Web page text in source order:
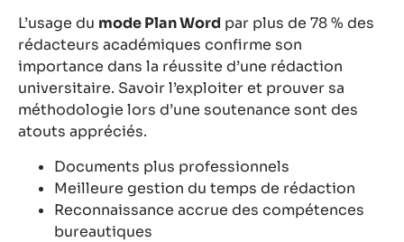
L’usage du mode Plan Word par plus de 78 % des
rédacteurs académiques confirme son
importance dans la réussite d’une rédaction
universitaire. Savoir l’exploiter et prouver sa
méthodologie lors d’une soutenance sont des
atouts appréciés.
Documents plus professionnels
Meilleure gestion du temps de rédaction
Reconnaissance accrue des compétences
bureautiques